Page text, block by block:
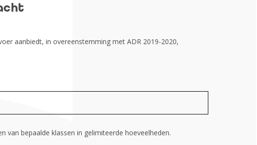
aanbiedt, in overeenstemming met ADR 2019-2020,
bepaalde klassen in gelimiteerde hoeveelheden.